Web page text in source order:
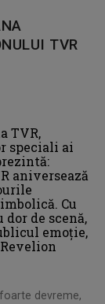
TVR
TVR,
speciali ai
aniversează
Cu
de scenă,
emoție,
devreme,